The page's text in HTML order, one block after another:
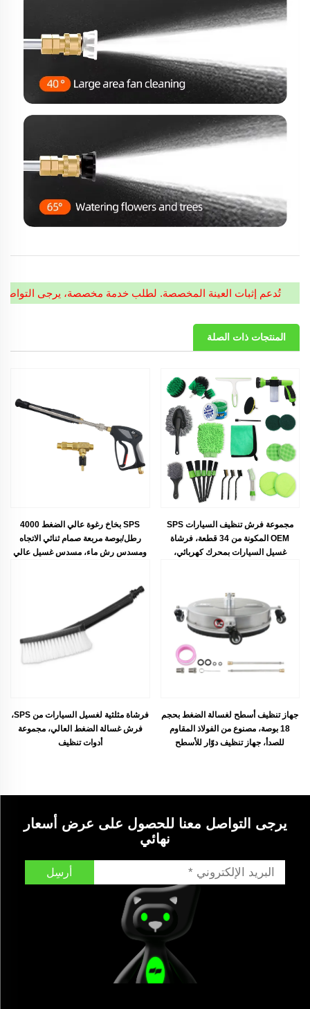
تُدعم إثبات العينة المخصصة. لطلب خدمة مخصصة، يرجى التواصل
المنتجات ذات الصلة
SPS بخاخ رغوة عالي الضغط 4000
رطل/بوصة مربعة صمام ثنائي الاتجاه
ومسدس رش ماء، مسدس غسيل عالي
مجموعة فرش تنظيف السيارات SPS
OEM المكونة من 34 قطعة، فرشاة
غسيل السيارات بمحرك كهربائي،
فرشاة مثلثية لغسيل السيارات من SPS،
فرش غسالة الضغط العالي، مجموعة
أدوات تنظيف
جهاز تنظيف أسطح لغسالة الضغط بحجم
18 بوصة، مصنوع من الفولاذ المقاوم
للصدأ، جهاز تنظيف دوّار للأسطح
يرجى التواصل معنا للحصول على عرض أسعار
نهائي
أرسِل